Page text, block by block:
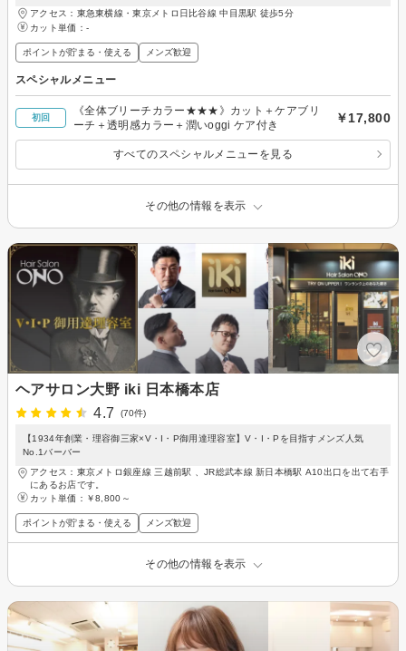
アクセス：東急東横線・東京メトロ日比谷線 中目黒駅 徒歩5分
カット単価： -
ポイントが貯まる・使える メンズ歓迎
スペシャルメニュー
初回
《全体ブリーチカラー★★★》カット＋ケアブリ
ーチ＋透明感カラー＋潤いoggi ケア付き
￥17,800
すべてのスペシャルメニューを見る
その他の情報を表示
ヘアサロン大野 iki 日本橋本店
4.7
(70件)
【1934年創業・理容御三家×V・I・P御用達理容室】V・I・Pを目指すメンズ人気
No.1バーバー
アクセス：東京メトロ銀座線 三越前駅 、JR総武本線 新日本橋駅 A10出口を出て右手
にあるお店です。
カット単価： ￥8,800～
ポイントが貯まる・使える メンズ歓迎
その他の情報を表示